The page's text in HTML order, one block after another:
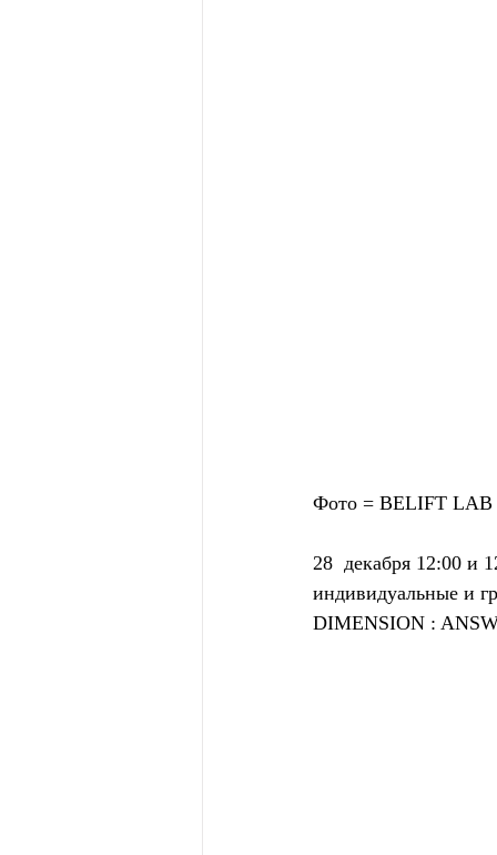
Фото = BELIFT LAB
28  декабря 12:00 и
индивидуальные и
DIMENSION :